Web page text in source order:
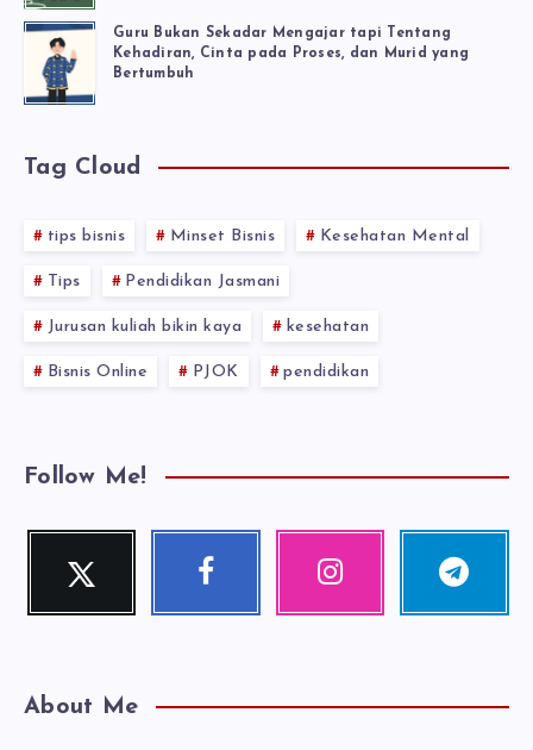
Guru Bukan Sekadar Mengajar tapi Tentang
Kehadiran, Cinta pada Proses, dan Murid yang
Bertumbuh
Tag Cloud
tips bisnis Minset Bisnis Kesehatan Mental
Tips Pendidikan Jasmani
Jurusan kuliah bikin kaya kesehatan
Bisnis Online PJOK pendidikan
Follow Me!
Twitter
Follow
Facebook Instagram Telegram
Follow
About Me